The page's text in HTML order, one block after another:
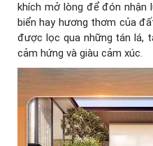
khích mở lòng để đón nhận
biển hay hương thơm của
được lọc qua những tán lá,
cảm hứng và giàu cảm xúc.